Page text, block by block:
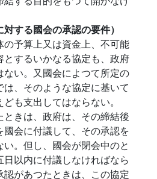
対する國会の承認の要件）
の予算上又は資金上、不可能
とするいかなる協定も、政府
ない。又國会によつて所定の
、そのような協定に基いて
も支出してはならない。
きは、政府は、その締結後
会に付議して、その承認を
。但し、國会が閉会中のと
日以内に付議しなければなら
認があつたときは、この協定